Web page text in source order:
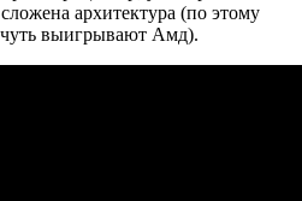
архитектура (по этому
выигрывают Амд).